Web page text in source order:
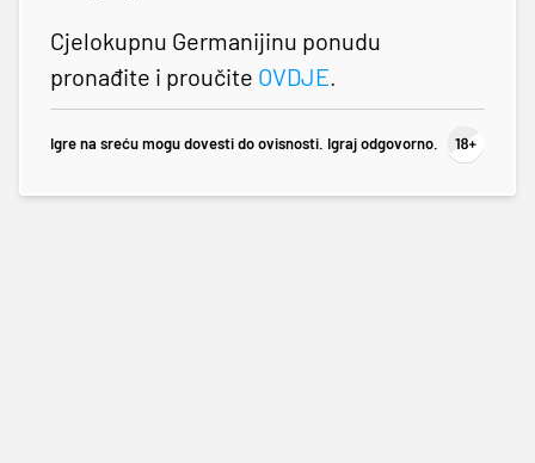
Cjelokupnu Germanijinu ponudu
pronađite i proučite OVDJE.
Igre na sreću mogu dovesti do ovisnosti. Igraj odgovorno.